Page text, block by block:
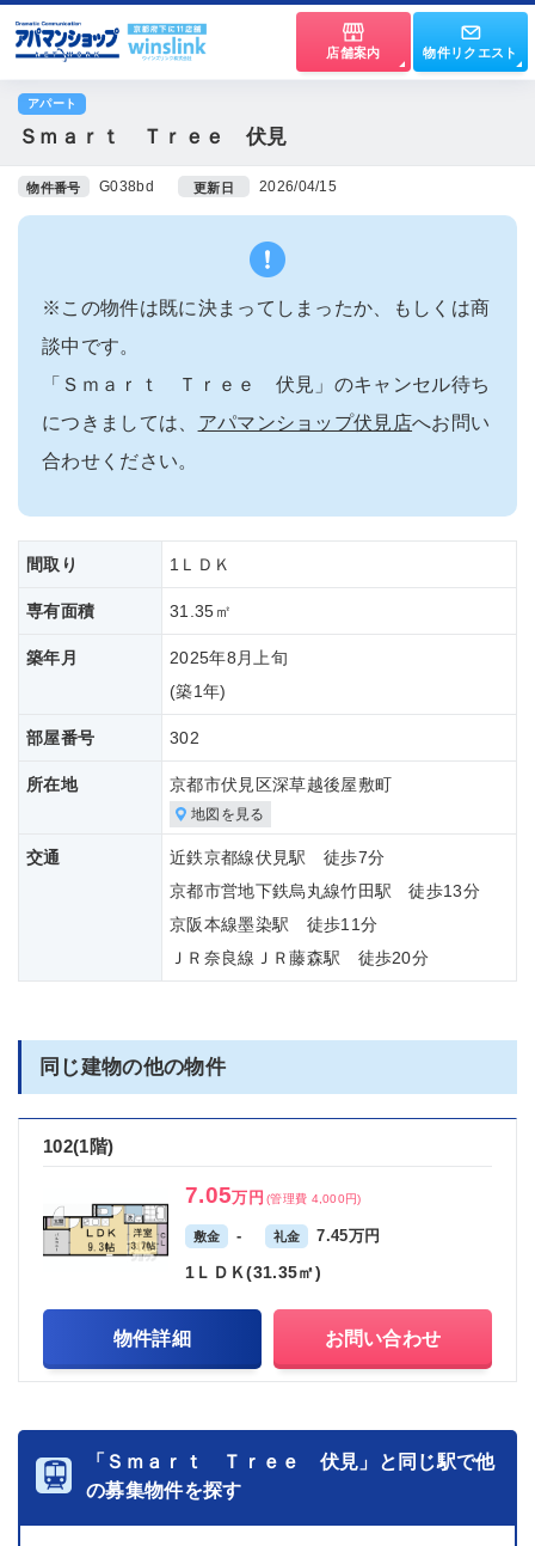
店舗案内 物件リクエスト
アパート
Ｓｍａｒｔ Ｔｒｅｅ 伏見
物件番号 G038bd 更新日 2026/04/15
※この物件は既に決まってしまったか、もしくは商
談中です。
「Ｓｍａｒｔ Ｔｒｅｅ 伏見」のキャンセル待ち
につきましては、 アパマンショップ伏見店へお問い
合わせください。
間取り 1ＬＤＫ
専有面積 31.35㎡
築年月
2025年8月上旬
(築1年)
部屋番号 302
所在地 京都市伏見区深草越後屋敷町
地図を見る
交通
近鉄京都線伏見駅 徒歩7分
京都市営地下鉄烏丸線竹田駅 徒歩13分
京阪本線墨染駅 徒歩11分
ＪＲ奈良線ＪＲ藤森駅 徒歩20分
同じ建物の他の物件
102(1階)
7.05万円 (管理費 4,000円)
敷金 - 礼金 7.45万円
1ＬＤＫ(31.35㎡)
物件詳細 お問い合わせ
「Ｓｍａｒｔ Ｔｒｅｅ 伏見」と同じ駅で他
の募集物件を探す